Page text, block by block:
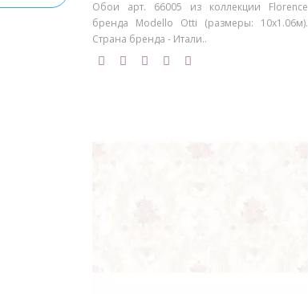
Обои арт. 66005 из коллекции Florence
бренда Modello Otti (размеры: 10х1.06м).
Страна бренда - Итали..